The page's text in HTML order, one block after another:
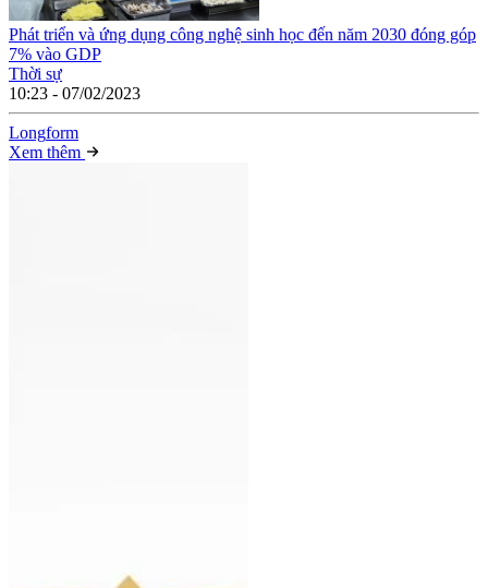
Phát triển và ứng dụng công nghệ sinh học đến năm 2030 đóng góp
7% vào GDP
Thời sự
10:23 - 07/02/2023
Longform
Xem thêm